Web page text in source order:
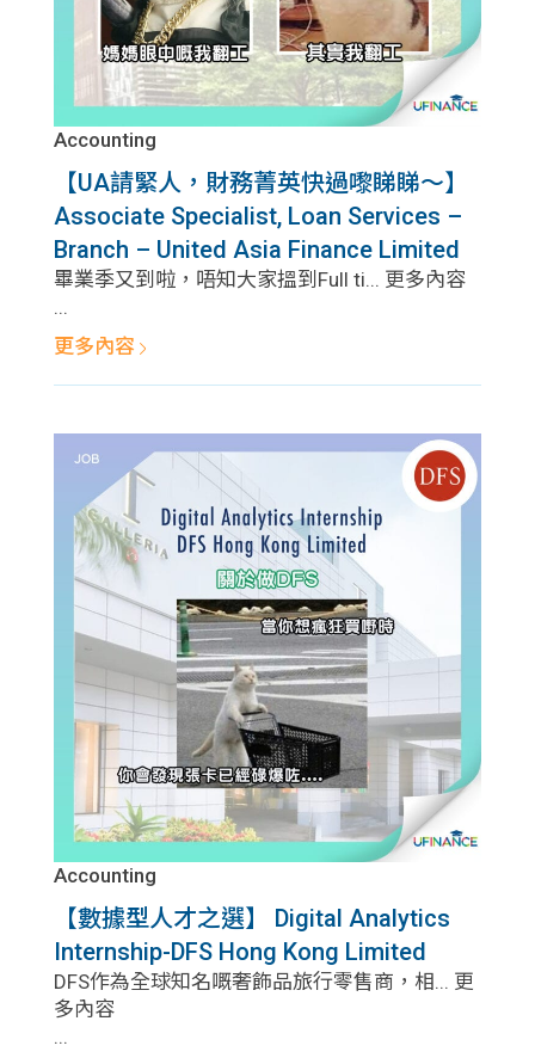
Accounting
【UA請緊人，財務菁英快過嚟睇睇～】
Associate Specialist, Loan Services –
Branch – United Asia Finance Limited
畢業季又到啦，唔知大家搵到Full ti... 更多內容
...
更多內容
Accounting
【數據型人才之選】 Digital Analytics
Internship-DFS Hong Kong Limited
DFS作為全球知名嘅奢飾品旅行零售商，相... 更
多內容
...